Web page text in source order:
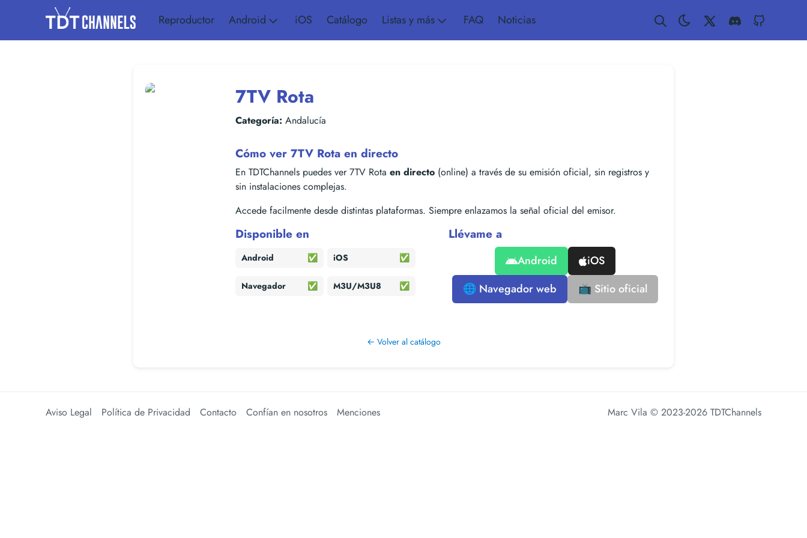
Reproductor Android iOS Catálogo Listas y más FAQ Noticias Twitter Discord
7TV Rota
Categoría: Andalucía
Cómo ver 7TV Rota en directo
En TDTChannels puedes ver 7TV Rota en directo (online) a través de su emisión oficial, sin registros y
sin instalaciones complejas.
Accede facilmente desde distintas plataformas. Siempre enlazamos la señal oficial del emisor.
Disponible en
Android ✅ iOS ✅
Navegador ✅ M3U/M3U8 ✅
Llévame a
Android
iOS
🌐 Navegador web
📺 Sitio oficial
← Volver al catálogo
Aviso Legal Política de Privacidad Contacto Confían en nosotros Menciones Marc Vila © 2023-2026 TDTChannels